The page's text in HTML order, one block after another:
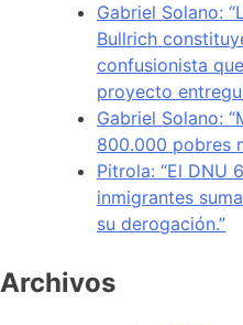
Gabriel Solano:
Bullrich
confusionista
proyecto
Gabriel Solano:
800.000 pobres
Pitrola: “El DNU
inmigrantes
su derogación.”
Archivos